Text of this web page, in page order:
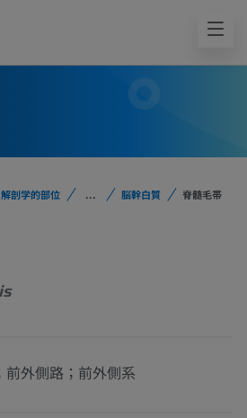
解剖学的部位 ... 脳幹白質 脊髄毛帯
前外側路；前外側系